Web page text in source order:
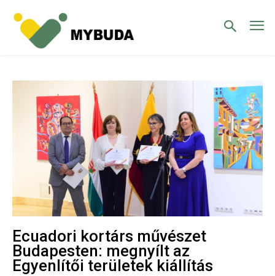
Ecuadori kortárs művészet
Budapesten: megnyílt az
Egyenlítői területek kiállítás